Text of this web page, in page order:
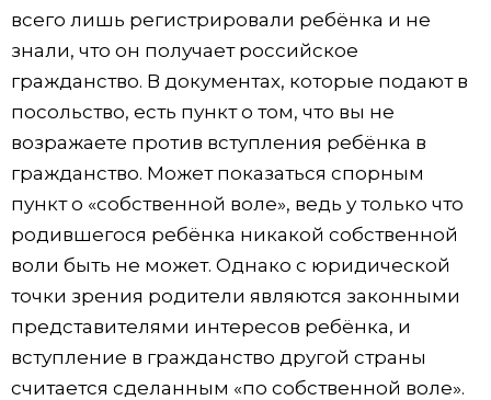
всего лишь регистрировали ребёнка и не
знали, что он получает российское
гражданство. В документах, которые подают в
посольство, есть пункт о том, что вы не
возражаете против вступления ребёнка в
гражданство. Может показаться спорным
пункт о «собственной воле», ведь у только что
родившегося ребёнка никакой собственной
воли быть не может. Однако с юридической
точки зрения родители являются законными
представителями интересов ребёнка, и
вступление в гражданство другой страны
считается сделанным «по собственной воле».